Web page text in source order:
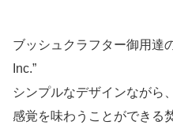
ブッシュクラフター御用達
Inc.”
シンプルなデザインながら
感覚を味わうことができる